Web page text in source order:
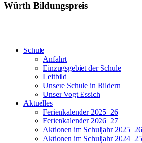
Würth Bildungspreis
Schule
Anfahrt
Einzugsgebiet der Schule
Leitbild
Unsere Schule in Bildern
Unser Vogt Essich
Aktuelles
Ferienkalender 2025_26
Ferienkalender 2026_27
Aktionen im Schuljahr 2025_26
Aktionen im Schuljahr 2024_25